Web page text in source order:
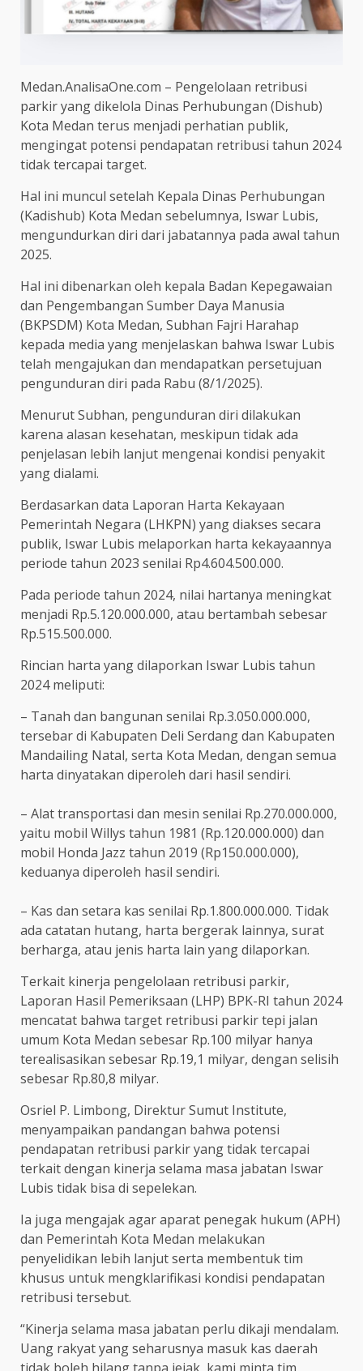
Medan.AnalisaOne.com – Pengelolaan retribusi
parkir yang dikelola Dinas Perhubungan (Dishub)
Kota Medan terus menjadi perhatian publik,
mengingat potensi pendapatan retribusi tahun 2024
tidak tercapai target.
Hal ini muncul setelah Kepala Dinas Perhubungan
(Kadishub) Kota Medan sebelumnya, Iswar Lubis,
mengundurkan diri dari jabatannya pada awal tahun
2025.
Hal ini dibenarkan oleh kepala Badan Kepegawaian
dan Pengembangan Sumber Daya Manusia
(BKPSDM) Kota Medan, Subhan Fajri Harahap
kepada media yang menjelaskan bahwa Iswar Lubis
telah mengajukan dan mendapatkan persetujuan
pengunduran diri pada Rabu (8/1/2025).
Menurut Subhan, pengunduran diri dilakukan
karena alasan kesehatan, meskipun tidak ada
penjelasan lebih lanjut mengenai kondisi penyakit
yang dialami.
Berdasarkan data Laporan Harta Kekayaan
Pemerintah Negara (LHKPN) yang diakses secara
publik, Iswar Lubis melaporkan harta kekayaannya
periode tahun 2023 senilai Rp4.604.500.000.
Pada periode tahun 2024, nilai hartanya meningkat
menjadi Rp.5.120.000.000, atau bertambah sebesar
Rp.515.500.000.
Rincian harta yang dilaporkan Iswar Lubis tahun
2024 meliputi:
– Tanah dan bangunan senilai Rp.3.050.000.000,
tersebar di Kabupaten Deli Serdang dan Kabupaten
Mandailing Natal, serta Kota Medan, dengan semua
harta dinyatakan diperoleh dari hasil sendiri.
– Alat transportasi dan mesin senilai Rp.270.000.000,
yaitu mobil Willys tahun 1981 (Rp.120.000.000) dan
mobil Honda Jazz tahun 2019 (Rp150.000.000),
keduanya diperoleh hasil sendiri.
– Kas dan setara kas senilai Rp.1.800.000.000. Tidak
ada catatan hutang, harta bergerak lainnya, surat
berharga, atau jenis harta lain yang dilaporkan.
Terkait kinerja pengelolaan retribusi parkir,
Laporan Hasil Pemeriksaan (LHP) BPK-RI tahun 2024
mencatat bahwa target retribusi parkir tepi jalan
umum Kota Medan sebesar Rp.100 milyar hanya
terealisasikan sebesar Rp.19,1 milyar, dengan selisih
sebesar Rp.80,8 milyar.
Osriel P. Limbong, Direktur Sumut Institute,
menyampaikan pandangan bahwa potensi
pendapatan retribusi parkir yang tidak tercapai
terkait dengan kinerja selama masa jabatan Iswar
Lubis tidak bisa di sepelekan.
Ia juga mengajak agar aparat penegak hukum (APH)
dan Pemerintah Kota Medan melakukan
penyelidikan lebih lanjut serta membentuk tim
khusus untuk mengklarifikasi kondisi pendapatan
retribusi tersebut.
“Kinerja selama masa jabatan perlu dikaji mendalam.
Uang rakyat yang seharusnya masuk kas daerah